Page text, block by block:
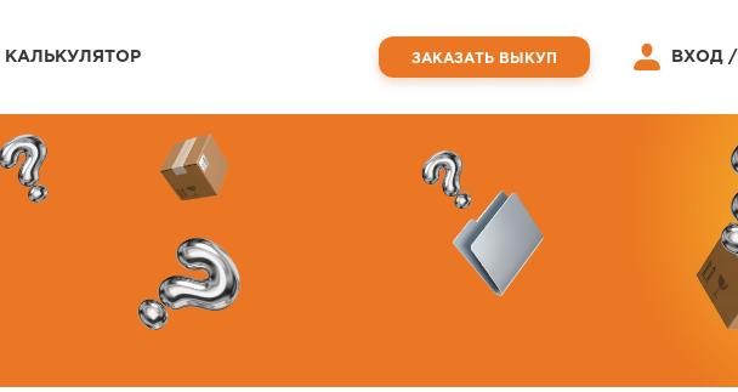
КАЛЬКУЛЯТОР ЗАКАЗАТЬ ВЫКУП ВХОД /